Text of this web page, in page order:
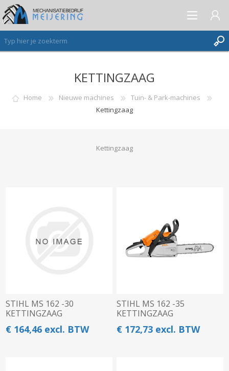
AANMELDEN ALS NIEUWE KLANT
INLOGGEN
KETTINGZAAG
Home Nieuwe machines
Tuin- & Park-machines
Kettingzaag
Kettingzaag
STIHL MS 162 -30
KETTINGZAAG
€ 164,46 excl. BTW
STIHL MS 162 -35
KETTINGZAAG
€ 172,73 excl. BTW